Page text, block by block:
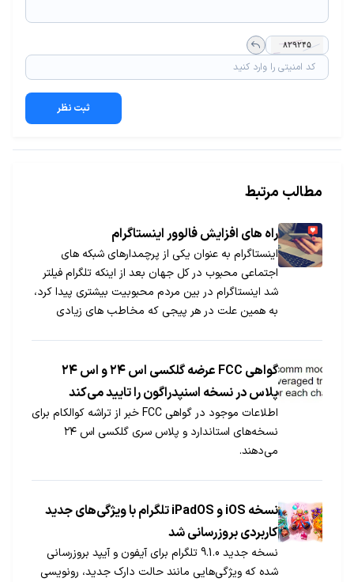
ثبت نظر
مطالب مرتبط
راه های افزایش فالوور اینستاگرام
اینستاگرام به عنوان یکی از پرچمدارهای شبکه های
اجتماعی محبوب در کل جهان بعد از اینکه تلگرام فیلتر
شد اینستاگرام در بین مردم محبوبیت بیشتری پیدا کرد،
به همین علت در هر پیجی که مخاطب های زیادی
کسب و کاری در اینستاگرام به تعداد دنبال کنندگان او
مربوط می شود؛ بنابراین تعداد فالوور در اینستاگرام امری
مهم به شمار می رود
گواهی FCC عرضه گلکسی اس ۲۴ و اس ۲۴
پلاس در نسخه اسنپدراگون را تایید می‌کند
اطلاعات موجود در گواهی FCC خبر از تراشه کوالکام برای
نسخه‌های استاندارد و پلاس سری گلکسی اس ۲۴
می‌دهند.
نسخه iOS و iPadOS تلگرام با ویژگی‌های جدید
کاربردی بروزرسانی شد
نسخه جدید 9.1.0 تلگرام برای آیفون و آیپد بروزرسانی
شده که ویژگی‌هایی مانند حالت دارک جدید، رونویسی